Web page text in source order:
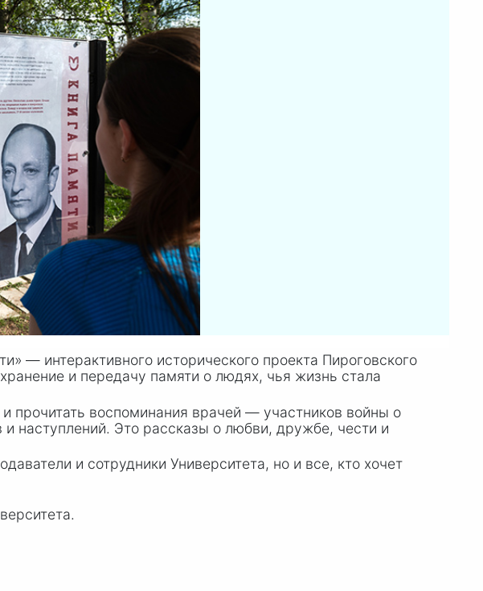
— интерактивного исторического проекта Пироговского
и передачу памяти о людях, чья жизнь стала
прочитать воспоминания врачей — участников войны о
наступлений. Это рассказы о любви, дружбе, чести и
и сотрудники Университета, но и все, кто хочет